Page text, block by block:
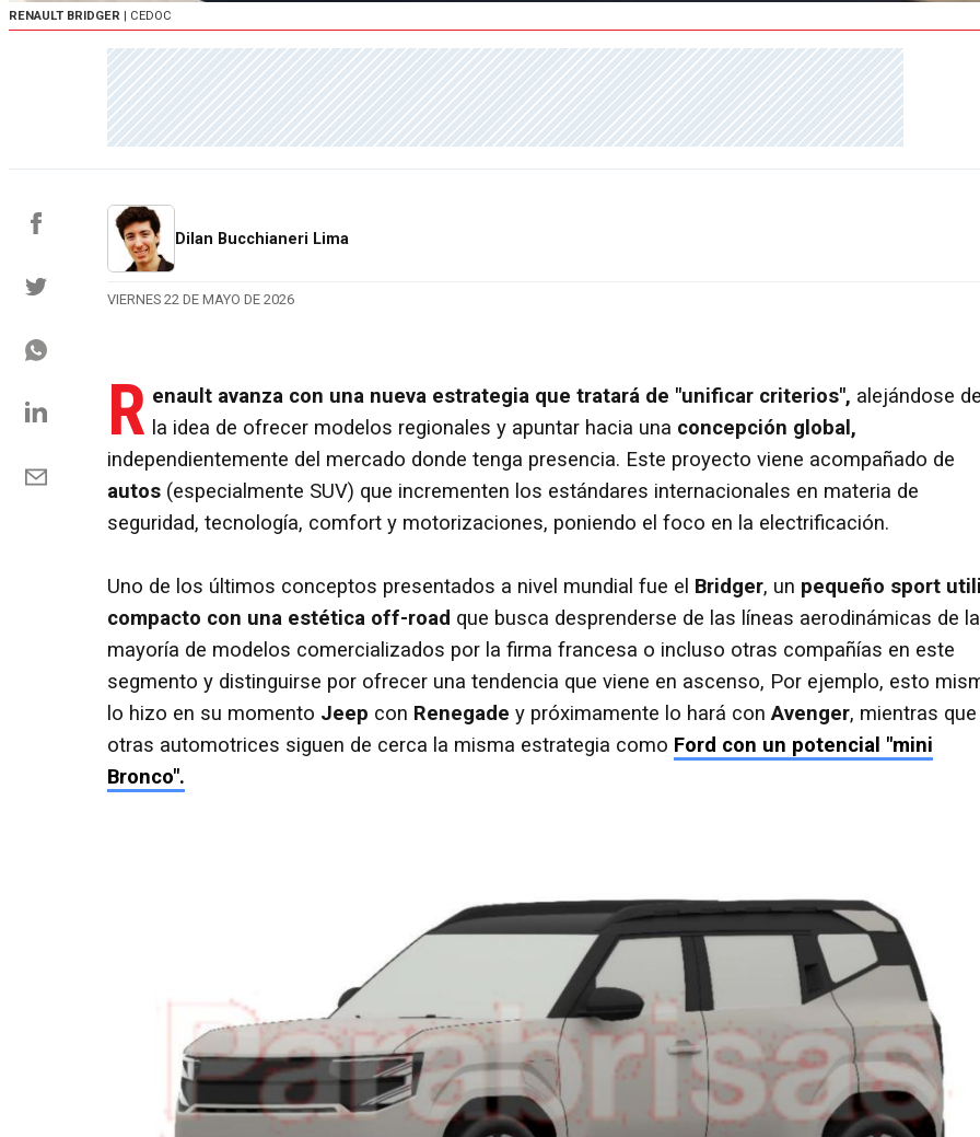
RENAULT BRIDGER | CEDOC
Dilan Bucchianeri Lima
VIERNES 22 DE MAYO DE 2026
R enault avanza con una nueva estrategia que tratará de "unificar criterios", alejándose
la idea de ofrecer modelos regionales y apuntar hacia una concepción global,
independientemente del mercado donde tenga presencia. Este proyecto viene acompañado de
autos (especialmente SUV) que incrementen los estándares internacionales en materia de
seguridad, tecnología, comfort y motorizaciones, poniendo el foco en la electrificación.
Uno de los últimos conceptos presentados a nivel mundial fue el Bridger, un pequeño sport
compacto con una estética off-road que busca desprenderse de las líneas aerodinámicas de la
mayoría de modelos comercializados por la firma francesa o incluso otras compañías en este
segmento y distinguirse por ofrecer una tendencia que viene en ascenso, Por ejemplo, esto
lo hizo en su momento Jeep con Renegade y próximamente lo hará conAvenger, mientras que
otras automotrices siguen de cerca la misma estrategia como Ford con un potencial "mini
Bronco".